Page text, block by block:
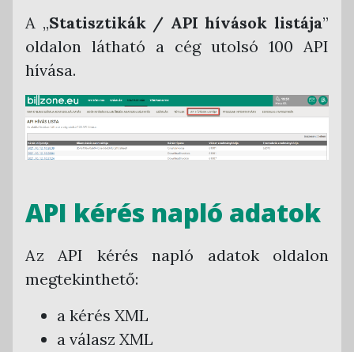
CobraConto.Net
Novitax Kettős Könyvvitel
Tensoft Kettős Könyvvitel
Országonkénti szabálykövetés
Ország-felület nyelv választó
ÁFA kulcsok a rendszerben
Távértékesítés ÁFA kulcsok
Kerekítési szabályok
Interfészen keresztül történő automatizált
számlázás funkció
A „Statisztikák / API hívások listája”
oldalon látható a cég utolsó 100 API
hívása.
API kérés napló adatok
Az API kérés napló adatok oldalon
megtekinthető:
a kérés XML
a válasz XML